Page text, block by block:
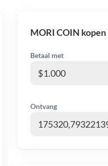
MORI COIN kopen
Betaal met
Ontvang